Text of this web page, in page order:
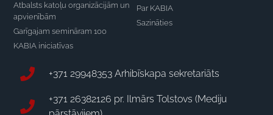
Atbalsts katoļu organizācijām un
apvienībām
Garīgajam semināram 100
KABIA iniciatīvas
Par KABIA
Sazināties
+371 29948353 Arhibīskapa sekretariāts
+371 26382126 pr. Ilmārs Tolstovs (Mediju